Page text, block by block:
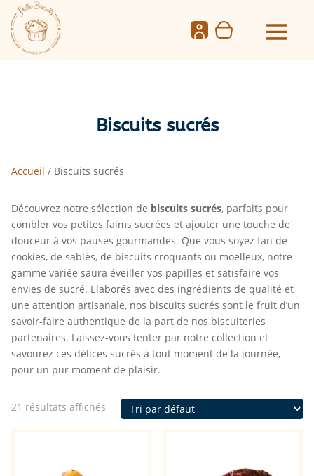
Biscuits sucrés
Accueil / Biscuits sucrés
Découvrez notre sélection de biscuits sucrés, parfaits pour
combler vos petites faims sucrées et ajouter une touche de
douceur à vos pauses gourmandes. Que vous soyez fan de
cookies, de sablés, de biscuits croquants ou moelleux, notre
gamme variée saura éveiller vos papilles et satisfaire vos
envies de sucré. Elaborés avec des ingrédients de qualité et
une attention artisanale, nos biscuits sucrés sont le fruit d’un
savoir-faire authentique de la part de nos biscuiteries
partenaires. Laissez-vous tenter par notre collection et
savourez ces délices sucrés à tout moment de la journée,
pour un pur moment de plaisir.
21 résultats affichés